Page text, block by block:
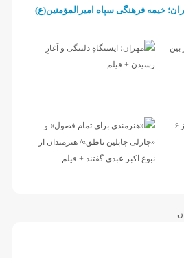
خیمه فرهنگی سپاه امیرالمؤمنین(ع)